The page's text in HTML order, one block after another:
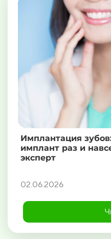
Имплантация
имплант раз и
эксперт
02.06.2026